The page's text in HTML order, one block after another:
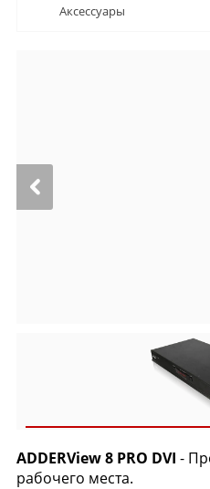
Аксессуары
ADDERView 8 PRO DVI -
рабочего места.